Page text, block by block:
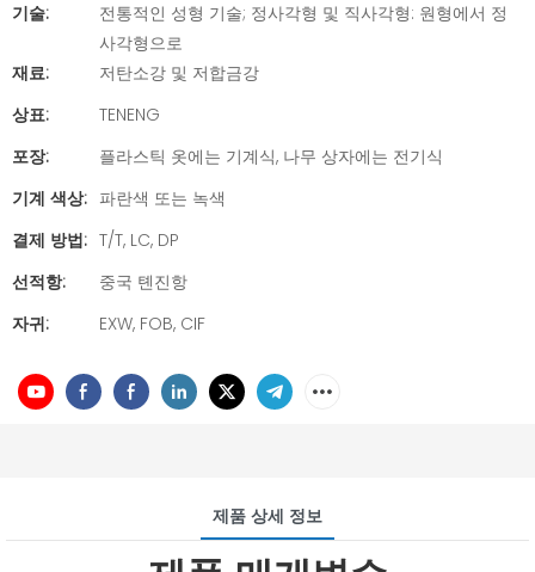
기술:
전통적인 성형 기술; 정사각형 및 직사각형: 원형에서 정
사각형으로
재료:
저탄소강 및 저합금강
상표:
TENENG
포장:
플라스틱 옷에는 기계식, 나무 상자에는 전기식
기계 색상: 파란색 또는 녹색
결제 방법: T/T, LC, DP
선적항:
중국 톈진항
자귀:
EXW, FOB, CIF
제품 상세 정보